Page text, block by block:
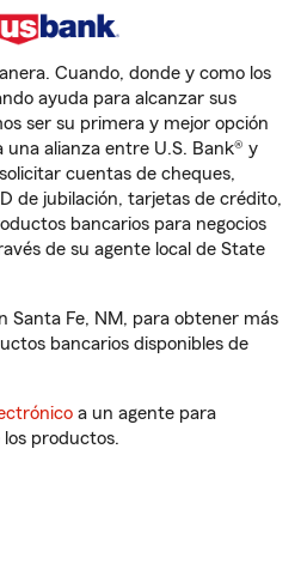
Cuando, donde y como los
ayuda para alcanzar sus
ser su primera y mejor opción
una alianza entre U.S. Bank® y
cuentas de cheques,
de jubilación, tarjetas de crédito,
bancarios para negocios
de su agente local de State
Santa Fe, NM, para obtener más
bancarios disponibles de
a un agente para
productos.